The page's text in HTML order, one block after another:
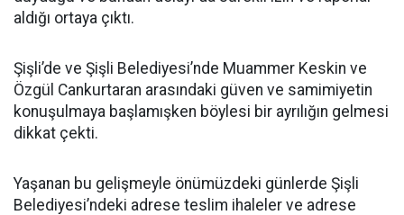
aldığı ortaya çıktı.
Şişli’de ve Şişli Belediyesi’nde Muammer Keskin ve
Özgül Cankurtaran arasındaki güven ve samimiyetin
konuşulmaya başlamışken böylesi bir ayrılığın gelmesi
dikkat çekti.
Yaşanan bu gelişmeyle önümüzdeki günlerde Şişli
Belediyesi’ndeki adrese teslim ihaleler ve adrese